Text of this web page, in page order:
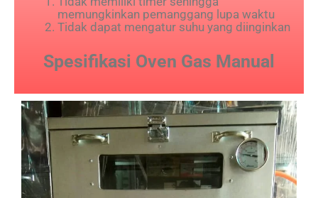
memungkinkan pemanggang lupa waktu
Tidak dapat mengatur suhu yang diinginkan
Spesifikasi Oven Gas Manual